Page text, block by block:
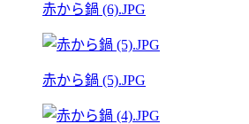
赤から鍋 (6).JPG
赤から鍋 (5).JPG